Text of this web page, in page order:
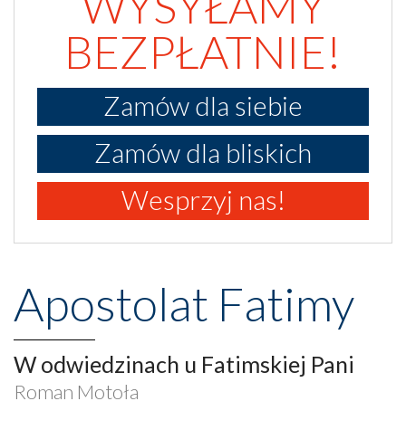
BEZPŁATNIE!
Zamów dla siebie
Zamów dla bliskich
Wesprzyj nas!
Apostolat Fatimy
W odwiedzinach u Fatimskiej Pani
Roman Motoła